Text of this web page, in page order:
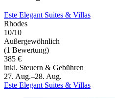
Este Elegant Suites & Villas
Rhodes
10/10
Außergewöhnlich
(1 Bewertung)
385 €
inkl. Steuern & Gebühren
27. Aug.–28. Aug.
Este Elegant Suites & Villas